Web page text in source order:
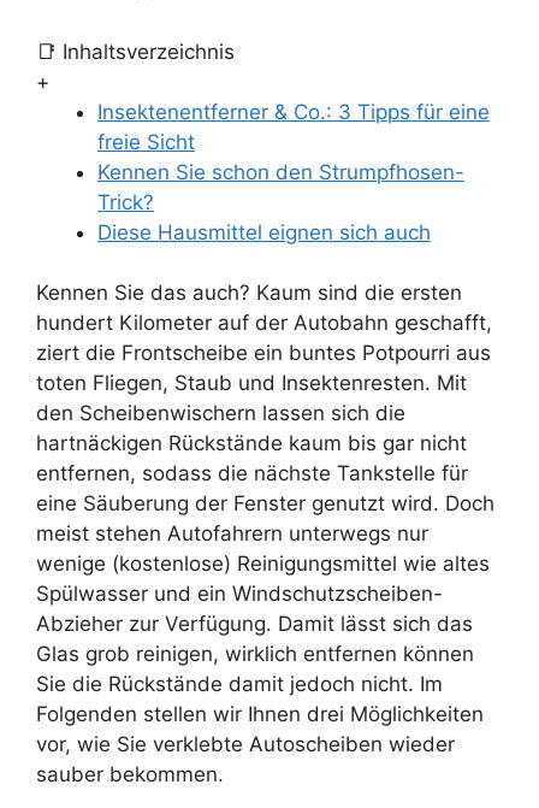
📑 Inhaltsverzeichnis
+
Insektenentferner & Co.: 3 Tipps für eine
freie Sicht
Kennen Sie schon den Strumpfhosen-
Trick?
Diese Hausmittel eignen sich auch
Kennen Sie das auch? Kaum sind die ersten
hundert Kilometer auf der Autobahn geschafft,
ziert die Frontscheibe ein buntes Potpourri aus
toten Fliegen, Staub und Insektenresten. Mit
den Scheibenwischern lassen sich die
hartnäckigen Rückstände kaum bis gar nicht
entfernen, sodass die nächste Tankstelle für
eine Säuberung der Fenster genutzt wird. Doch
meist stehen Autofahrern unterwegs nur
wenige (kostenlose) Reinigungsmittel wie altes
Spülwasser und ein Windschutzscheiben-
Abzieher zur Verfügung. Damit lässt sich das
Glas grob reinigen, wirklich entfernen können
Sie die Rückstände damit jedoch nicht. Im
Folgenden stellen wir Ihnen drei Möglichkeiten
vor, wie Sie verklebte Autoscheiben wieder
sauber bekommen.